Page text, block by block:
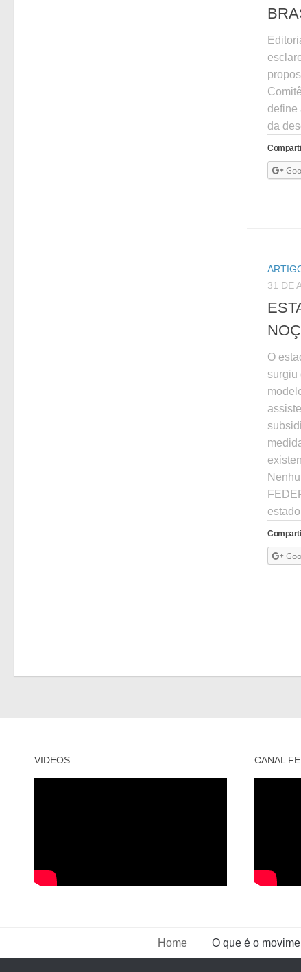
define
da
31 DE
O
surgiu
VIDEOS CANAL
Home O que é o